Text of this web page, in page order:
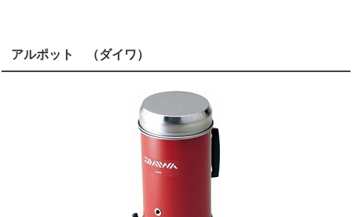
アルポット （ダイワ）